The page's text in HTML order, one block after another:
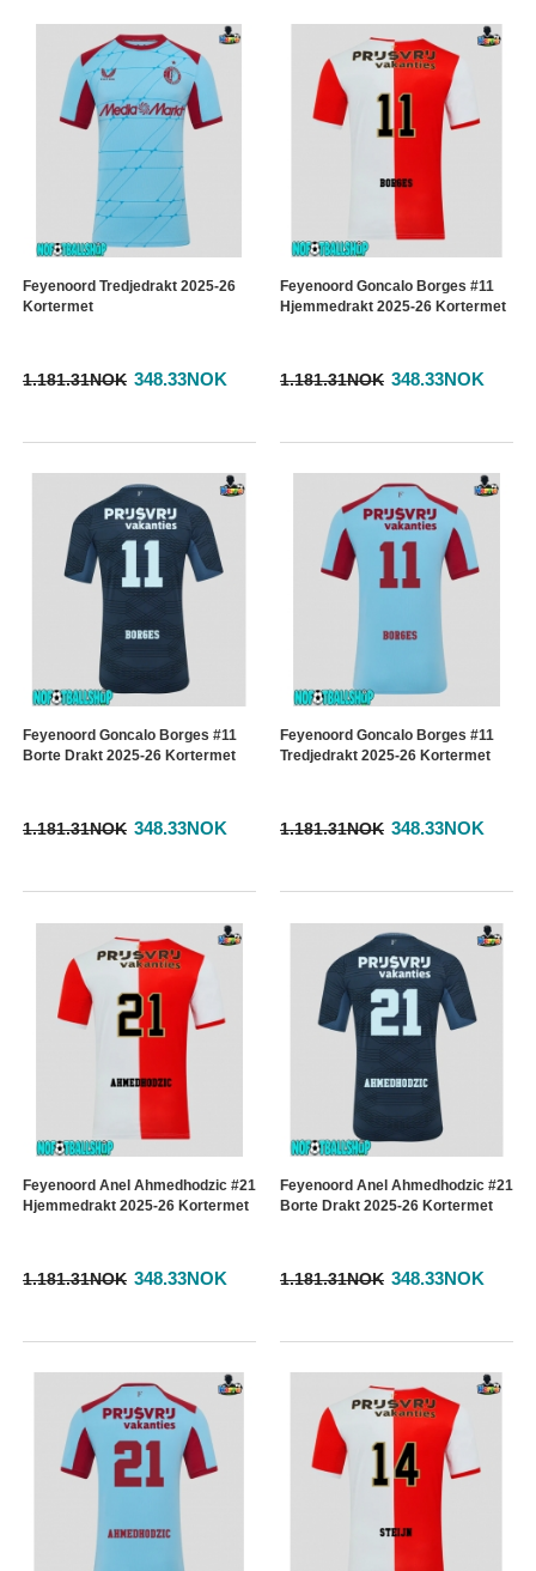
Feyenoord Tredjedrakt 2025-26
Kortermet
1.181.31NOK 348.33NOK
Feyenoord Goncalo Borges #11
Hjemmedrakt 2025-26 Kortermet
1.181.31NOK 348.33NOK
Feyenoord Goncalo Borges #11
Borte Drakt 2025-26 Kortermet
1.181.31NOK 348.33NOK
Feyenoord Goncalo Borges #11
Tredjedrakt 2025-26 Kortermet
1.181.31NOK 348.33NOK
Feyenoord Anel Ahmedhodzic #21
Hjemmedrakt 2025-26 Kortermet
1.181.31NOK 348.33NOK
Feyenoord Anel Ahmedhodzic #21
Borte Drakt 2025-26 Kortermet
1.181.31NOK 348.33NOK